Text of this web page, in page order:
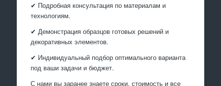
✔ Подробная консультация по материалам и
технологиям.
✔ Демонстрация образцов готовых решений и
декоративных элементов.
✔ Индивидуальный подбор оптимального варианта
под ваши задачи и бюджет.
С нами вы заранее знаете сроки, стоимость и все